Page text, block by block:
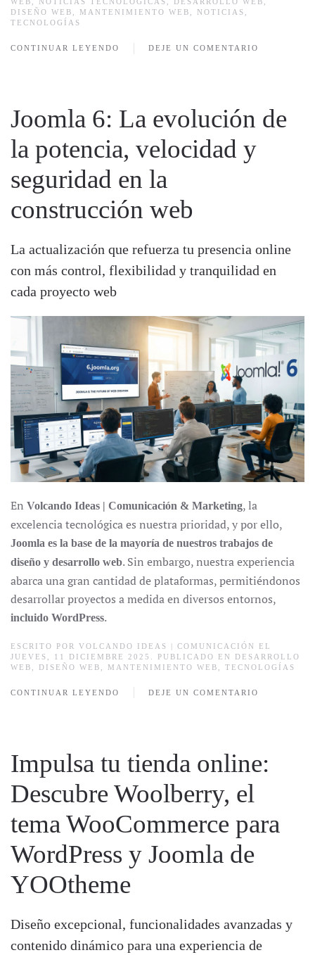
DISEÑO WEB
MANTENIMIENTO WEB NOTICIAS
TECNOLOGÍAS
CONTINUAR LEYENDO DEJE UN COMENTARIO
Joomla 6: La evolución de
la potencia, velocidad y
seguridad en la
construcción web
La actualización que refuerza tu presencia online
con más control, flexibilidad y tranquilidad en
cada proyecto web
En Volcando Ideas | Comunicación & Marketing, la
excelencia tecnológica es nuestra prioridad, y por ello,
Joomla es la base de la mayoría de nuestros trabajos de
diseño y desarrollo web. Sin embargo, nuestra experiencia
abarca una gran cantidad de plataformas, permitiéndonos
desarrollar proyectos a medida en diversos entornos,
incluido WordPress.
ESCRITO POR VOLCANDO IDEAS | COMUNICACIÓN
EL
JUEVES, 11 DICIEMBRE 2025. PUBLICADO EN DESARROLLO
WEB
DISEÑO WEB MANTENIMIENTO WEB TECNOLOGÍAS
CONTINUAR LEYENDO DEJE UN COMENTARIO
Impulsa tu tienda online:
Descubre Woolberry, el
tema WooCommerce para
WordPress y Joomla de
YOOtheme
Diseño excepcional, funcionalidades avanzadas y
contenido dinámico para una experiencia de